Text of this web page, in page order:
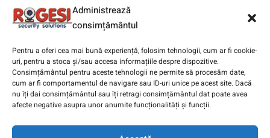
Administrează
consimțământul
Pentru a oferi cea mai bună experiență, folosim tehnologii, cum ar fi cookie-
uri, pentru a stoca și/sau accesa informațiile despre dispozitive.
Consimțământul pentru aceste tehnologii ne permite să procesăm date,
cum ar fi comportamentul de navigare sau ID-uri unice pe acest site. Dacă
nu îți dai consimțământul sau îți retragi consimțământul dat poate avea
afecte negative asupra unor anumite funcționalități și funcții.
Solicitare instalare
Copyright © 2025Digitaz.